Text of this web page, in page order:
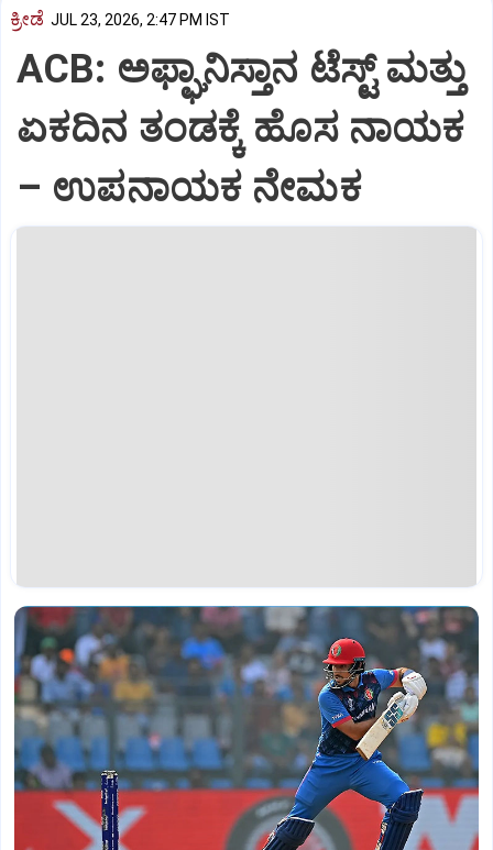
ಕ್ರೀಡೆ JUL 23, 2026, 2:47 PM IST
ACB: ಅಫ್ಘಾನಿಸ್ತಾನ ಟೆಸ್ಟ್‌ ಮತ್ತು
ಏಕದಿನ ತಂಡಕ್ಕೆ ಹೊಸ ನಾಯಕ
– ಉಪನಾಯಕ ನೇಮಕ